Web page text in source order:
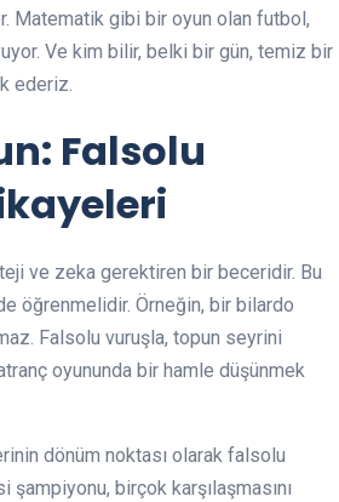
Matematik gibi bir oyun olan futbol,
Ve kim bilir, belki bir gün, temiz bir
ederiz.
Falsolu
ve zeka gerektiren bir beceridir. Bu
öğrenmelidir. Örneğin, bir bilardo
Falsolu vuruşla, topun seyrini
oyununda bir hamle düşünmek
dönüm noktası olarak falsolu
birçok karşılaşmasını